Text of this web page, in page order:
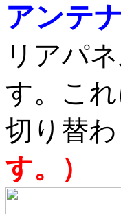
アンテ
リアパ
す。こ
切り替わ
す。）